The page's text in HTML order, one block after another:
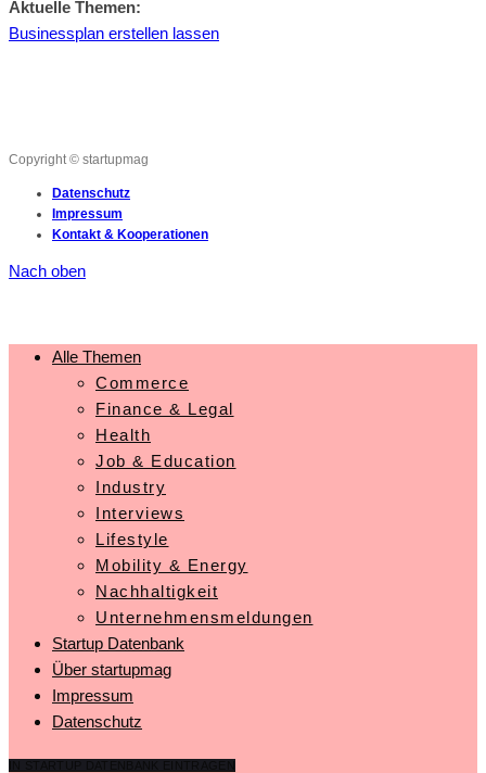
Aktuelle Themen:
Businessplan erstellen lassen
Copyright © startupmag
Datenschutz
Impressum
Kontakt & Kooperationen
Nach oben
Alle Themen
Commerce
Finance & Legal
Health
Job & Education
Industry
Interviews
Lifestyle
Mobility & Energy
Nachhaltigkeit
Unternehmensmeldungen
Startup Datenbank
Über startupmag
Impressum
Datenschutz